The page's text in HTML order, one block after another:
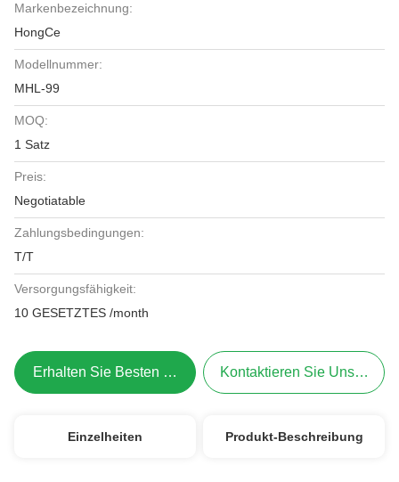
Markenbezeichnung:
HongCe
Modellnummer:
MHL-99
MOQ:
1 Satz
Preis:
Negotiatable
Zahlungsbedingungen:
T/T
Versorgungsfähigkeit:
10 GESETZTES /month
Erhalten Sie Besten Preis Kontaktieren Sie Uns Jetzt
Einzelheiten Produkt-Beschreibung